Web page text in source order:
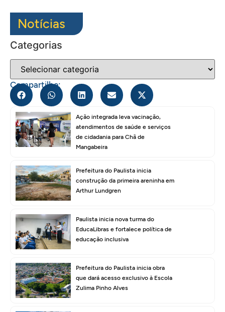
Notícias
Categorias
Compartilhe:
Ação integrada leva vacinação,
atendimentos de saúde e serviços
de cidadania para Chã de
Mangabeira
Prefeitura do Paulista inicia
construção da primeira areninha em
Arthur Lundgren
Paulista inicia nova turma do
EducaLibras e fortalece política de
educação inclusiva
Prefeitura do Paulista inicia obra
que dará acesso exclusivo à Escola
Zulima Pinho Alves